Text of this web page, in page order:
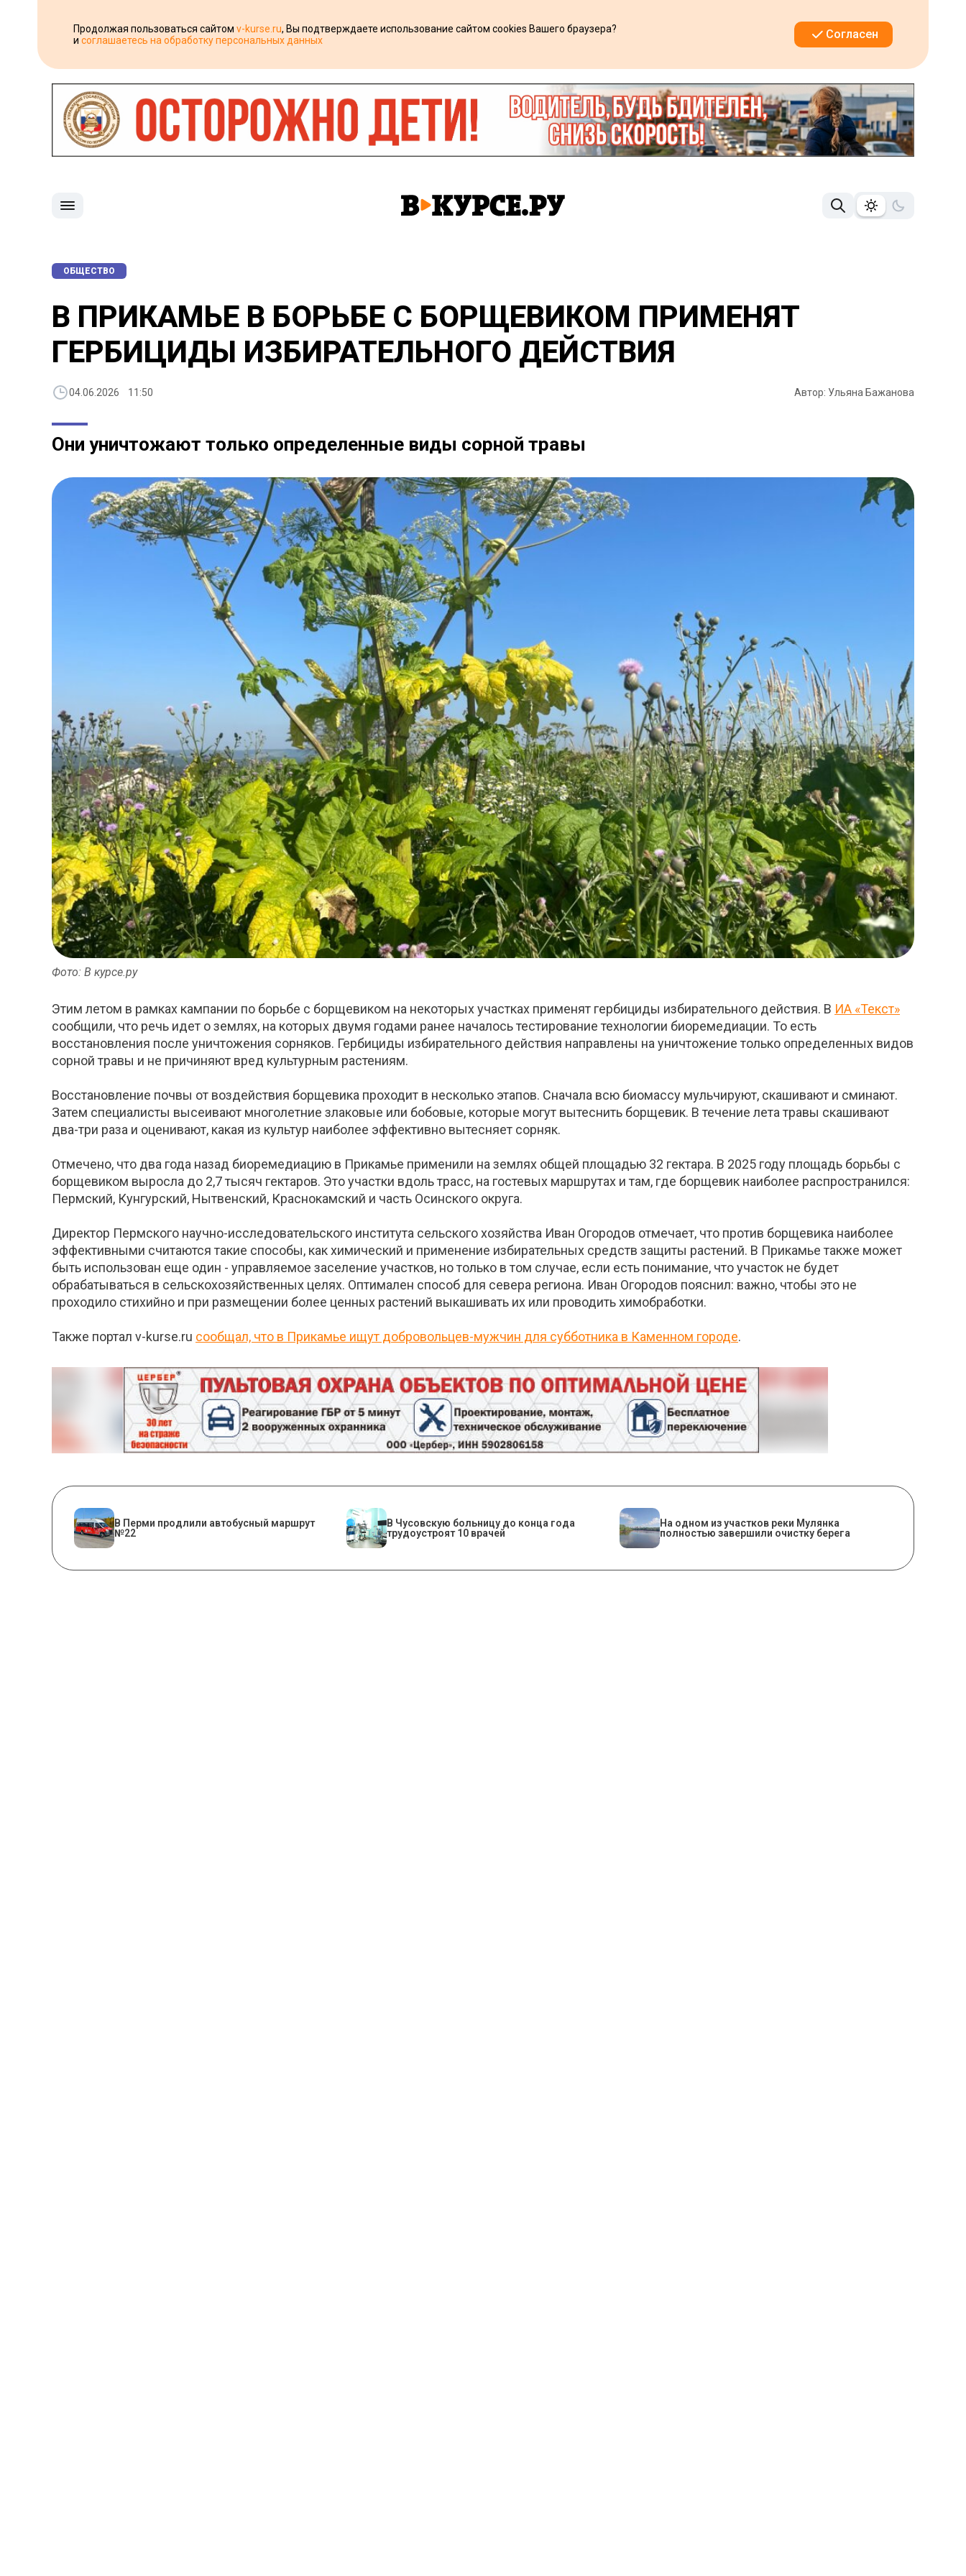
Продолжая пользоваться сайтом v-kurse.ru, Вы подтверждаете использование сайтом cookies Вашего браузера?
и соглашаетесь на обработку персональных данных Согласен
ОБЩЕСТВО
В ПРИКАМЬЕ В БОРЬБЕ С БОРЩЕВИКОМ ПРИМЕНЯТ
ГЕРБИЦИДЫ ИЗБИРАТЕЛЬНОГО ДЕЙСТВИЯ
04.06.2026 11:50 Автор: Ульяна Бажанова
Они уничтожают только определенные виды сорной травы
Фото: В курсе.ру
Этим летом в рамках кампании по борьбе с борщевиком на некоторых участках применят гербициды избирательного действия. В ИА «Текст»
сообщили, что речь идет о землях, на которых двумя годами ранее началось тестирование технологии биоремедиации. То есть
восстановления после уничтожения сорняков. Гербициды избирательного действия направлены на уничтожение только определенных видов
сорной травы и не причиняют вред культурным растениям.
Восстановление почвы от воздействия борщевика проходит в несколько этапов. Сначала всю биомассу мульчируют, скашивают и сминают.
Затем специалисты высеивают многолетние злаковые или бобовые, которые могут вытеснить борщевик. В течение лета травы скашивают
два-три раза и оценивают, какая из культур наиболее эффективно вытесняет сорняк.
Отмечено, что два года назад биоремедиацию в Прикамье применили на землях общей площадью 32 гектара. В 2025 году площадь борьбы с
борщевиком выросла до 2,7 тысяч гектаров. Это участки вдоль трасс, на гостевых маршрутах и там, где борщевик наиболее распространился:
Пермский, Кунгурский, Нытвенский, Краснокамский и часть Осинского округа.
Директор Пермского научно-исследовательского института сельского хозяйства Иван Огородов отмечает, что против борщевика наиболее
эффективными считаются такие способы, как химический и применение избирательных средств защиты растений. В Прикамье также может
быть использован еще один - управляемое заселение участков, но только в том случае, если есть понимание, что участок не будет
обрабатываться в сельскохозяйственных целях. Оптимален способ для севера региона. Иван Огородов пояснил: важно, чтобы это не
проходило стихийно и при размещении более ценных растений выкашивать их или проводить химобработки.
Также портал v-kurse.ru сообщал, что в Прикамье ищут добровольцев-мужчин для субботника в Каменном городе.
В Перми продлили автобусный маршрут
№22
В Чусовскую больницу до конца года
трудоустроят 10 врачей
На одном из участков реки Мулянка
полностью завершили очистку берега